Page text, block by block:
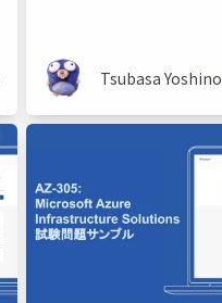
Tsubasa Yoshino